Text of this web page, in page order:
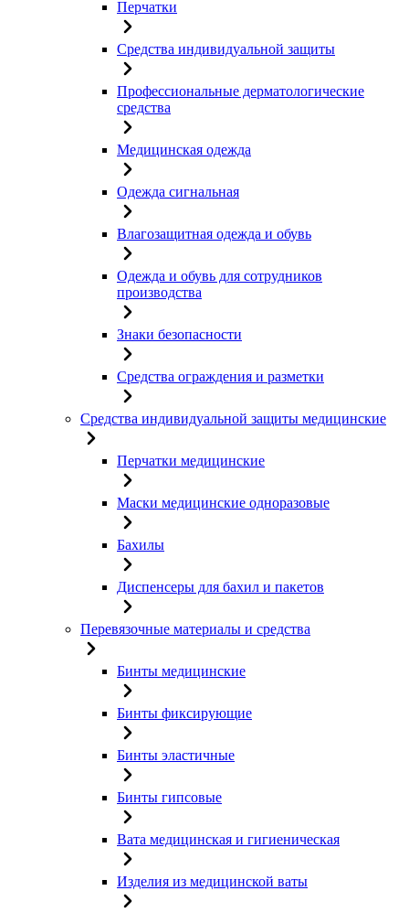
Перчатки
Средства индивидуальной защиты
Профессиональные дерматологические
средства
Медицинская одежда
Одежда сигнальная
Влагозащитная одежда и обувь
Одежда и обувь для сотрудников
производства
Знаки безопасности
Средства ограждения и разметки
Средства индивидуальной защиты медицинские
Перчатки медицинские
Маски медицинские одноразовые
Бахилы
Диспенсеры для бахил и пакетов
Перевязочные материалы и средства
Бинты медицинские
Бинты фиксирующие
Бинты эластичные
Бинты гипсовые
Вата медицинская и гигиеническая
Изделия из медицинской ваты